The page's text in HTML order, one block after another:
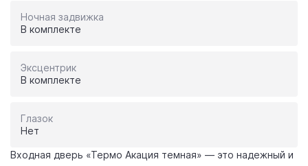
Ночная задвижка
В комплекте
Эксцентрик
В комплекте
Глазок
Нет
Входная дверь «Термо Акация темная» — это надежный и